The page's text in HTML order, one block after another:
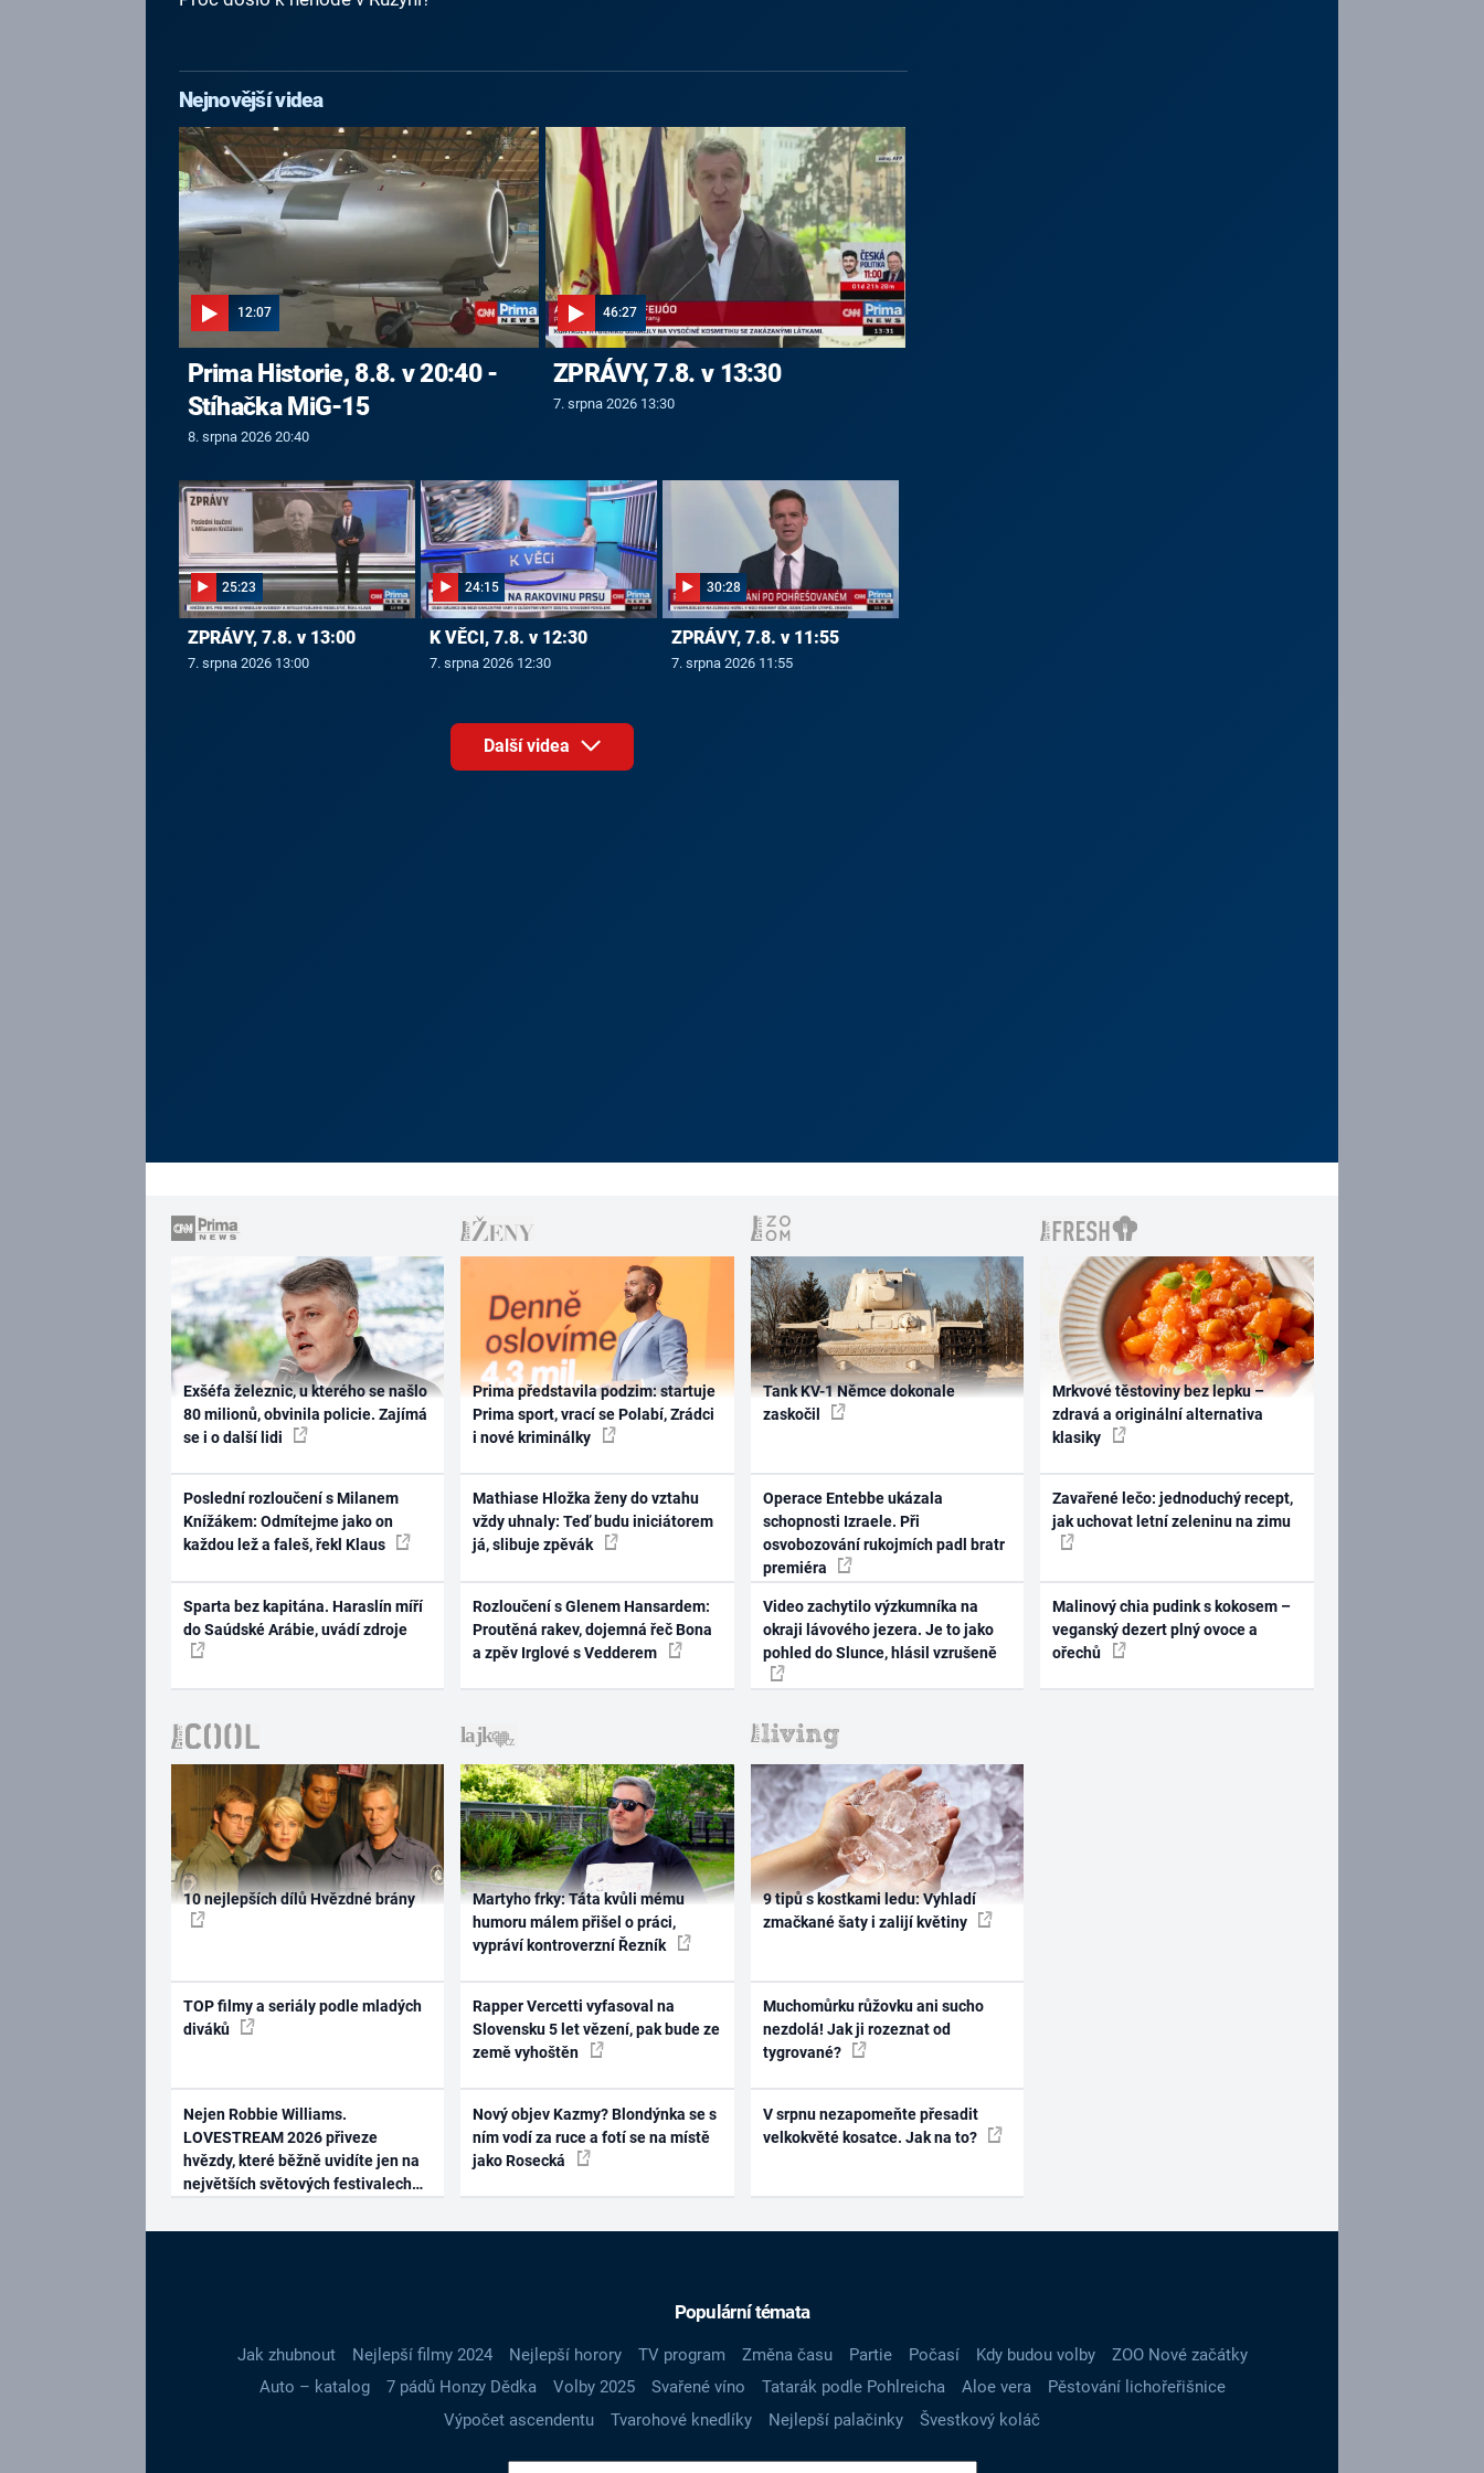
Nejnovější videa
12:07
Prima Historie, 8.8. v 20:40 -
Stíhačka MiG-15
8. srpna 2026 20:40
46:27
ZPRÁVY, 7.8. v 13:30
7. srpna 2026 13:30
25:23
ZPRÁVY, 7.8. v 13:00
7. srpna 2026 13:00
24:15
K VĚCI, 7.8. v 12:30
7. srpna 2026 12:30
30:28
ZPRÁVY, 7.8. v 11:55
7. srpna 2026 11:55
Další videa
Exšéfa železnic, u kterého se našlo
80 milionů, obvinila policie. Zajímá
se i o další lidi
Poslední rozloučení s Milanem
Knížákem: Odmítejme jako on
každou lež a faleš, řekl Klaus
Sparta bez kapitána. Haraslín míří
do Saúdské Arábie, uvádí zdroje
Prima představila podzim: startuje
Prima sport, vrací se Polabí, Zrádci
i nové kriminálky
Mathiase Hložka ženy do vztahu
vždy uhnaly: Teď budu iniciátorem
já, slibuje zpěvák
Rozloučení s Glenem Hansardem:
Proutěná rakev, dojemná řeč Bona
a zpěv Irglové s Vedderem
Tank KV-1 Němce dokonale
zaskočil
Operace Entebbe ukázala
schopnosti Izraele. Při
osvobozování rukojmích padl bratr
premiéra
Video zachytilo výzkumníka na
okraji lávového jezera. Je to jako
pohled do Slunce, hlásil vzrušeně
Mrkvové těstoviny bez lepku –
zdravá a originální alternativa
klasiky
Zavařené lečo: jednoduchý recept,
jak uchovat letní zeleninu na zimu
Malinový chia pudink s kokosem –
veganský dezert plný ovoce a
ořechů
10 nejlepších dílů Hvězdné brány
TOP filmy a seriály podle mladých
diváků
Nejen Robbie Williams.
LOVESTREAM 2026 přiveze
hvězdy, které běžně uvidíte jen na
největších světových festivalech
Martyho frky: Táta kvůli mému
humoru málem přišel o práci,
vypráví kontroverzní Řezník
Rapper Vercetti vyfasoval na
Slovensku 5 let vězení, pak bude ze
země vyhoštěn
Nový objev Kazmy? Blondýnka se s
ním vodí za ruce a fotí se na místě
jako Rosecká
9 tipů s kostkami ledu: Vyhladí
zmačkané šaty i zalijí květiny
Muchomůrku růžovku ani sucho
nezdolá! Jak ji rozeznat od
tygrované?
V srpnu nezapomeňte přesadit
velkokvěté kosatce. Jak na to?
Populární témata
Jak zhubnout Nejlepší filmy 2024 Nejlepší horory TV program Změna času Partie Počasí Kdy budou volby
ZOO Nové začátky
Auto – katalog
7 pádů Honzy Dědka Volby 2025 Svařené víno Tatarák podle Pohlreicha Aloe vera
Pěstování lichořeřišnice
Výpočet ascendentu
Tvarohové knedlíky Nejlepší palačinky Švestkový koláč